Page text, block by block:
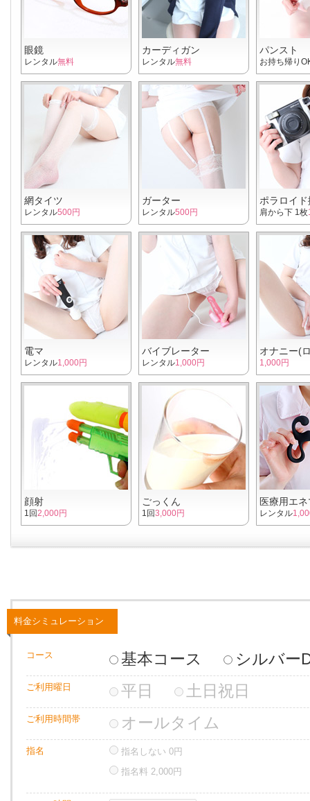
眼鏡
レンタル無料
カーディガン
レンタル無料
パンスト
お持ち帰り
網タイツ
レンタル500円
ガーター
レンタル500円
ポラロイド
肩から下 1枚
電マ
レンタル1,000円
バイブレーター
レンタル1,000円
オナニー(
1,000円
顔射
1回2,000円
ごっくん
1回3,000円
医療用エ
レンタル
料金シミュレーション
コース 基本コース シルバー
ご利用曜日 平日 土日祝日
ご利用時間帯 オールタイム
指名 指名しない 0円
指名料 2,000円